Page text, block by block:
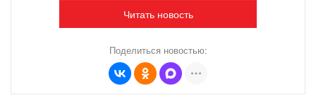
Читать новость
Поделиться новостью: